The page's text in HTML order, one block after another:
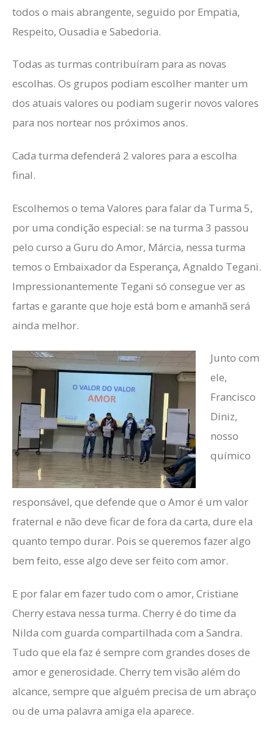
todos o mais abrangente, seguido por Empatia,
Respeito, Ousadia e Sabedoria.
Todas as turmas contribuíram para as novas
escolhas. Os grupos podiam escolher manter um
dos atuais valores ou podiam sugerir novos valores
para nos nortear nos próximos anos.
Cada turma defenderá 2 valores para a escolha
final.
Escolhemos o tema Valores para falar da Turma 5,
por uma condição especial: se na turma 3 passou
pelo curso a Guru do Amor, Márcia, nessa turma
temos o Embaixador da Esperança, Agnaldo Tegani.
Impressionantemente Tegani só consegue ver as
fartas e garante que hoje está bom e amanhã será
ainda melhor.
Junto com
ele,
Francisco
Diniz,
nosso
químico
responsável, que defende que o Amor é um valor
fraternal e não deve ficar de fora da carta, dure ela
quanto tempo durar. Pois se queremos fazer algo
bem feito, esse algo deve ser feito com amor.
E por falar em fazer tudo com o amor, Cristiane
Cherry estava nessa turma. Cherry é do time da
Nilda com guarda compartilhada com a Sandra.
Tudo que ela faz é sempre com grandes doses de
amor e generosidade. Cherry tem visão além do
alcance, sempre que alguém precisa de um abraço
ou de uma palavra amiga ela aparece.